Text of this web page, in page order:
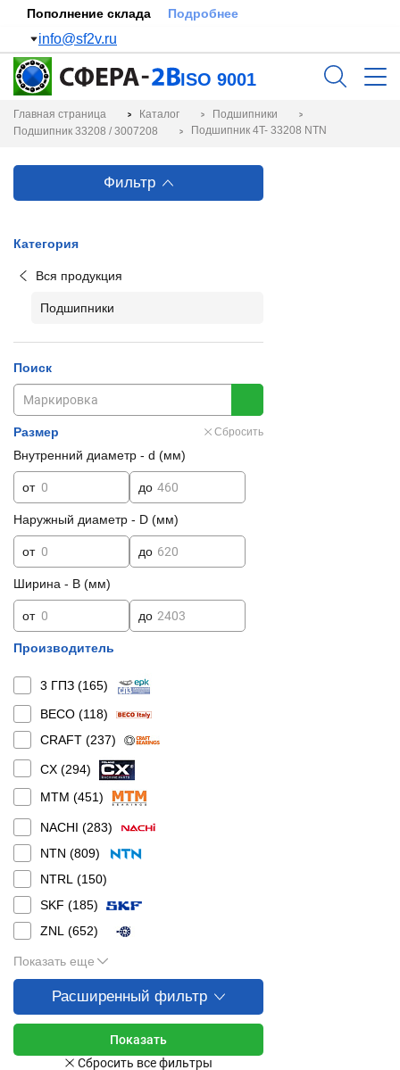
Пополнение склада Подробнее
info@sf2v.ru
ISO 9001
Главная страница Каталог
Подшипники
Подшипник 33208 / 3007208
Подшипник 4T- 33208 NTN
Фильтр
Категория
Вся продукция
Подшипники
Поиск
Размер Сбросить
Внутренний диаметр - d (мм)
от до
Наружный диаметр - D (мм)
от до
Ширина - B (мм)
от до
Производитель
3 ГПЗ (165)
BECO (118)
CRAFT (237)
CX (294)
MTM (451)
NACHI (283)
NTN (809)
NTRL (150)
SKF (185)
ZNL (652)
Показать еще
Расширенный фильтр